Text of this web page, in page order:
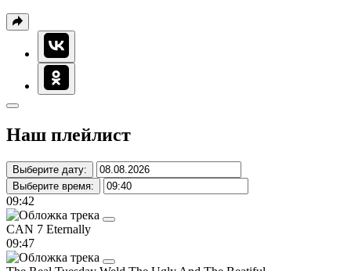
Наш плейлист
Выберите дату:
Выберите время:
09:42
CAN 7 Eternally
09:47